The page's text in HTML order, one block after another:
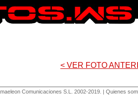
< VER FOTO
Comunicaciones S.L . 2002-2019. |Quienes